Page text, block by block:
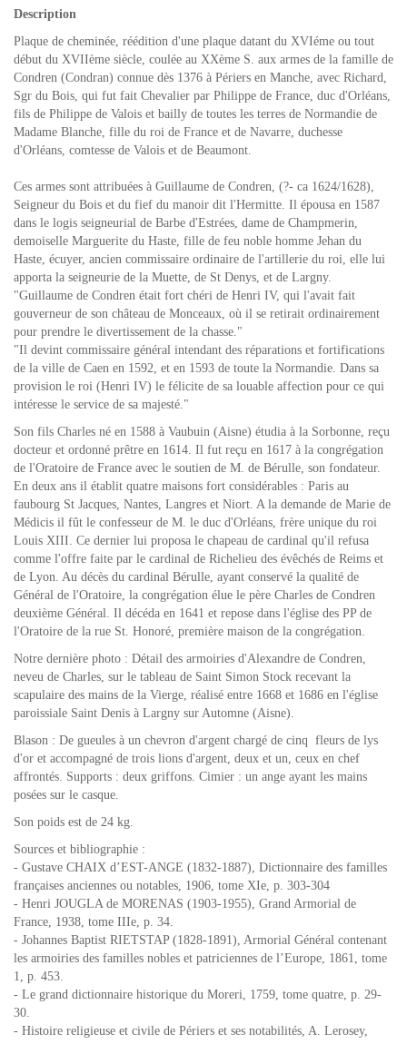
Description
Plaque de cheminée, réédition d'une plaque datant du XVIéme ou tout
début du XVIIème siècle, coulée au XXème S. aux armes de la famille de
Condren (Condran) connue dès 1376 à Périers en Manche, avec Richard,
Sgr du Bois, qui fut fait Chevalier par Philippe de France, duc d'Orléans,
fils de Philippe de Valois et bailly de toutes les terres de Normandie de
Madame Blanche, fille du roi de France et de Navarre, duchesse
d'Orléans, comtesse de Valois et de Beaumont.
Ces armes sont attribuées à Guillaume de Condren, (?- ca 1624/1628),
Seigneur du Bois et du fief du manoir dit l'Hermitte. Il épousa en 1587
dans le logis seigneurial de Barbe d'Estrées, dame de Champmerin,
demoiselle Marguerite du Haste, fille de feu noble homme Jehan du
Haste, écuyer, ancien commissaire ordinaire de l'artillerie du roi, elle lui
apporta la seigneurie de la Muette, de St Denys, et de Largny.
"Guillaume de Condren était fort chéri de Henri IV, qui l'avait fait
gouverneur de son château de Monceaux, où il se retirait ordinairement
pour prendre le divertissement de la chasse."
"Il devint commissaire général intendant des réparations et fortifications
de la ville de Caen en 1592, et en 1593 de toute la Normandie. Dans sa
provision le roi (Henri IV) le félicite de sa louable affection pour ce qui
intéresse le service de sa majesté."
Son fils Charles né en 1588 à Vaubuin (Aisne) étudia à la Sorbonne, reçu
docteur et ordonné prêtre en 1614. Il fut reçu en 1617 à la congrégation
de l'Oratoire de France avec le soutien de M. de Bérulle, son fondateur.
En deux ans il établit quatre maisons fort considérables : Paris au
faubourg St Jacques, Nantes, Langres et Niort. A la demande de Marie de
Médicis il fût le confesseur de M. le duc d'Orléans, frère unique du roi
Louis XIII. Ce dernier lui proposa le chapeau de cardinal qu'il refusa
comme l'offre faite par le cardinal de Richelieu des évêchés de Reims et
de Lyon. Au décès du cardinal Bérulle, ayant conservé la qualité de
Général de l'Oratoire, la congrégation élue le père Charles de Condren
deuxième Général. Il décéda en 1641 et repose dans l'église des PP de
l'Oratoire de la rue St. Honoré, première maison de la congrégation.
Notre dernière photo : Détail des armoiries d'Alexandre de Condren,
neveu de Charles, sur le tableau de Saint Simon Stock recevant la
scapulaire des mains de la Vierge, réalisé entre 1668 et 1686 en l'église
paroissiale Saint Denis à Largny sur Automne (Aisne).
Blason : De gueules à un chevron d'argent chargé de cinq fleurs de lys
d'or et accompagné de trois lions d'argent, deux et un, ceux en chef
affrontés. Supports : deux griffons. Cimier : un ange ayant les mains
posées sur le casque.
Son poids est de 24 kg.
Sources et bibliographie :
- Gustave CHAIX d’EST-ANGE (1832-1887), Dictionnaire des familles
françaises anciennes ou notables, 1906, tome XIe, p. 303-304
- Henri JOUGLA de MORENAS (1903-1955), Grand Armorial de
France, 1938, tome IIIe, p. 34.
- Johannes Baptist RIETSTAP (1828-1891), Armorial Général contenant
les armoiries des familles nobles et patriciennes de l’Europe, 1861, tome
1, p. 453.
- Le grand dictionnaire historique du Moreri, 1759, tome quatre, p. 29-
30.
- Histoire religieuse et civile de Périers et ses notabilités, A. Lerosey,